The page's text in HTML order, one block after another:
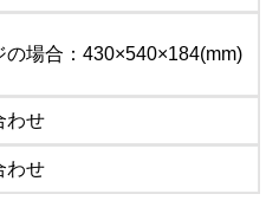
の場合：430×540×184(mm)
わせ
わせ